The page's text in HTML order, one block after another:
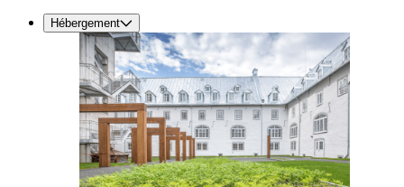
Hébergement